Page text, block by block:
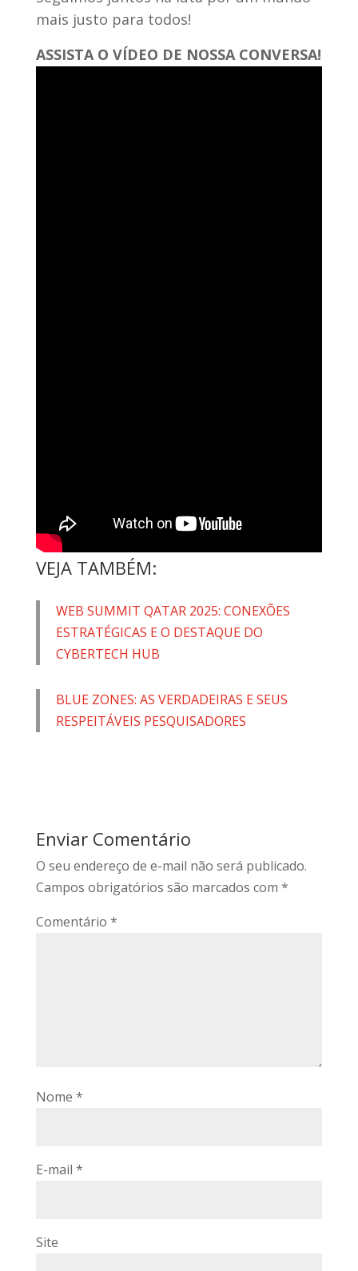
mais justo para todos!
ASSISTA O VÍDEO DE NOSSA CONVERSA!
VEJA TAMBÉM:
WEB SUMMIT QATAR 2025: CONEXÕES
ESTRATÉGICAS E O DESTAQUE DO
CYBERTECH HUB
BLUE ZONES: AS VERDADEIRAS E SEUS
RESPEITÁVEIS PESQUISADORES
Enviar Comentário
O seu endereço de e-mail não será publicado.
Campos obrigatórios são marcados com *
Comentário *
Nome *
E-mail *
Site